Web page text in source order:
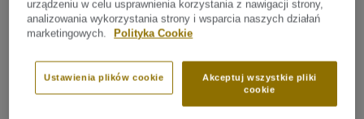
ruchu
Klasyfikacja przemysłowa:43 Intensywne natężenie ruchu
Zabezpieczenie powierzchni:
iQ PUR
Rolka (1 nr SAP) Płytka (1 nr SAP)
urządzeniu w celu usprawnienia korzystania z nawigacji strony,
analizowania wykorzystania strony i wsparcia naszych działań
marketingowych.
Polityka Cookie
Akceptuj wszystkie pliki
cookie
Ustawienia plików cookie